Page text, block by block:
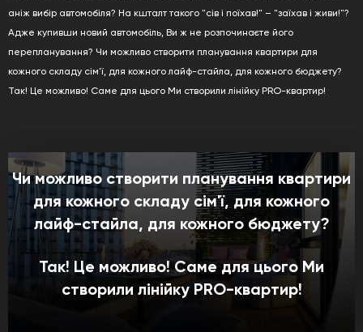
аніж вибір автомобіля? На кшталт такого "сів і поїхав!" – "заїхав і живи!"?
Адже купивши новий автомобіль, Ви ж не розпочинаєте його
перепланування? Чи можливо створити планування квартири для
кожного складу сім'ї, для кожного лайф-стайла, для кожного бюджету?
Так! Це можливо! Саме для цього Ми створили лінійку PRO-квартир!
Чи можливо створити планування квартири
для кожного складу сім'ї, для кожного
лайф-стайла, для кожного бюджету?
Так! Це можливо! Саме для цього Ми
створили лінійку PRO-квартир!